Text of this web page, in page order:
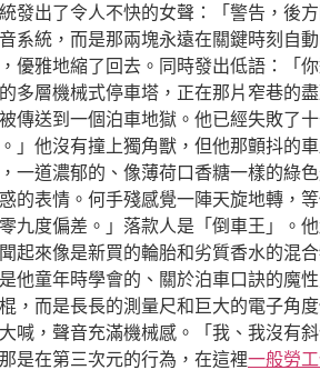
發出了令人不快的女聲：「警告，後
系統，而是那兩塊永遠在關鍵時刻自
優雅地縮了回去。同時發出低語：「
多層機械式停車塔，正在那片窄巷的
傳送到一個泊車地獄。他已經失敗了
」他沒有撞上獨角獸，但他那顫抖的
一道濃郁的、像薄荷口香糖一樣的綠
的表情。何手殘感覺一陣天旋地轉，
度偏差。」落款人是「倒車王」。
起來像是新買的輪胎和劣質香水的混
他童年時學會的、關於泊車口訣的魔
，而是長長的測量尺和巨大的電子角
喊，聲音充滿機械感。「我、我沒有
是在第三次元的行為，在這裡一般勞